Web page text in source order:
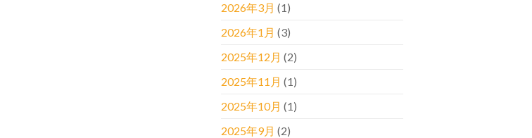
2026年3月 (1)
2026年1月 (3)
2025年12月 (2)
2025年11月 (1)
2025年10月 (1)
2025年9月 (2)